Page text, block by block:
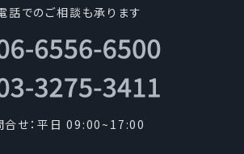
話でのご相談も承ります
合せ：平日 09:00~17:00